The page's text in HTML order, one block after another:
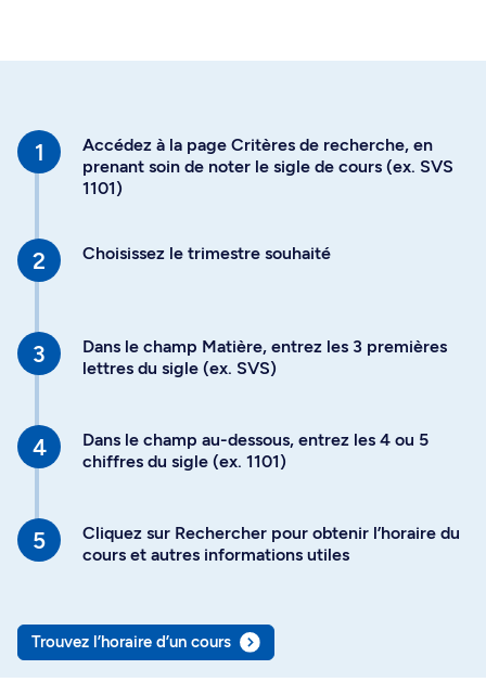
Accédez à la page Critères de recherche, en
prenant soin de noter le sigle de cours (ex. SVS
1101)
Choisissez le trimestre souhaité
Dans le champ Matière, entrez les 3 premières
lettres du sigle (ex. SVS)
Dans le champ au-dessous, entrez les 4 ou 5
chiffres du sigle (ex. 1101)
Cliquez sur Rechercher pour obtenir l’horaire du
cours et autres informations utiles
Trouvez l’horaire d’un cours